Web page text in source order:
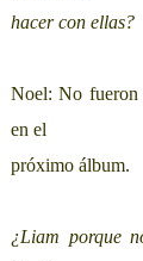
hacer con ellas?
Noel: No fueron
en el
próximo álbum.
¿Liam porque